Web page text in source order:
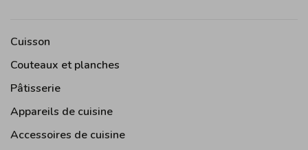
Cuisson
Couteaux et planches
Pâtisserie
Appareils de cuisine
Accessoires de cuisine